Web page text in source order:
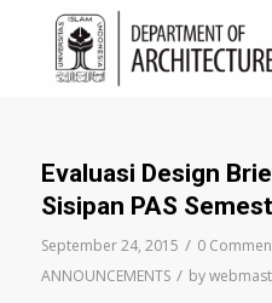
Evaluasi Design
Sisipan PAS
September 24, 2015 / 0
ANNOUNCEMENTS / by